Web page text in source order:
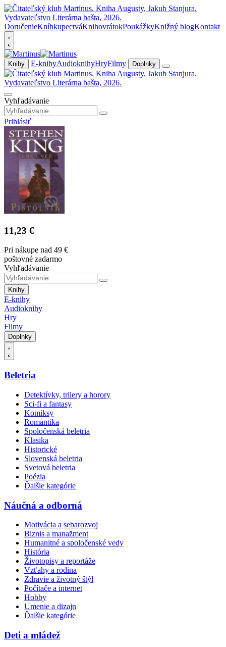
DoručenieKníhkupectváKnihovrátokPoukážkyKnižný blogKontakt
Knihy E-knihyAudioknihyHryFilmy Doplnky
Vyhľadávanie
Prihlásiť
11,23 €
Pri nákupe nad 49 €
poštovné zadarmo
Vyhľadávanie
Knihy
E-knihy
Audioknihy
Hry
Filmy
Doplnky
Beletria
Detektívky, trilery a horory
Sci-fi a fantasy
Komiksy
Romantika
Spoločenská beletria
Klasika
Historické
Slovenská beletria
Svetová beletria
Poézia
Ďalšie kategórie
Náučná a odborná
Motivácia a sebarozvoj
Biznis a manažment
Humanitné a spoločenské vedy
História
Životopisy a reportáže
Vzťahy a rodina
Zdravie a životný štýl
Počítače a internet
Hobby
Umenie a dizajn
Ďalšie kategórie
Deti a mládež